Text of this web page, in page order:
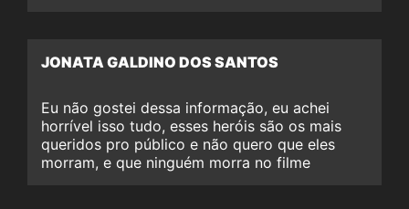
JONATA GALDINO DOS SANTOS
Eu não gostei dessa informação, eu achei
horrível isso tudo, esses heróis são os mais
queridos pro público e não quero que eles
morram, e que ninguém morra no filme